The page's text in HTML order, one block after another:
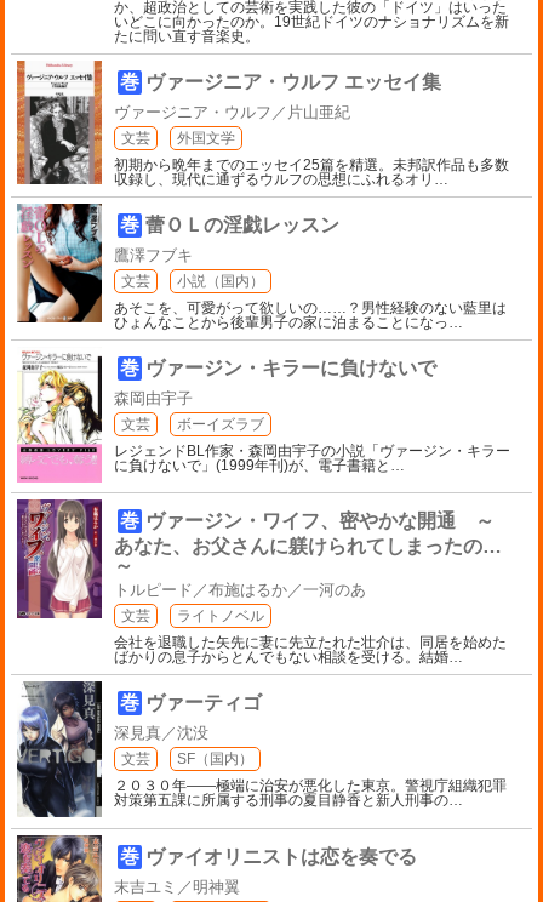
か、超政治としての芸術を実践した彼の「ドイツ」はいった
いどこに向かったのか。19世紀ドイツのナショナリズムを新
たに問い直す音楽史。
巻 ヴァージニア・ウルフ エッセイ集
ヴァージニア・ウルフ／片山亜紀
文芸
外国文学
初期から晩年までのエッセイ25篇を精選。未邦訳作品も多数
収録し、現代に通ずるウルフの思想にふれるオリ
巻 蕾ＯＬの淫戯レッスン
鷹澤フブキ
文芸
小説（国内）
あそこを、可愛がって欲しいの……？男性経験のない藍里は
ひょんなことから後輩男子の家に泊まることになっ
巻 ヴァージン・キラーに負けないで
森岡由宇子
文芸
ボーイズラブ
レジェンドBL作家・森岡由宇子の小説「ヴァージン・キラー
に負けないで」(1999年刊)が、電子書籍と
巻 ヴァージン・ワイフ、密やかな開通 ～
あなた、お父さんに躾けられてしまったの…
～
トルピード／布施はるか／一河のあ
文芸
ライトノベル
会社を退職した矢先に妻に先立たれた壮介は、同居を始めた
ばかりの息子からとんでもない相談を受ける。結婚
巻 ヴァーティゴ
深見真／沈没
文芸
SF（国内）
２０３０年――極端に治安が悪化した東京。警視庁組織犯罪
対策第五課に所属する刑事の夏目静香と新人刑事の
巻 ヴァイオリニストは恋を奏でる
末吉ユミ／明神翼